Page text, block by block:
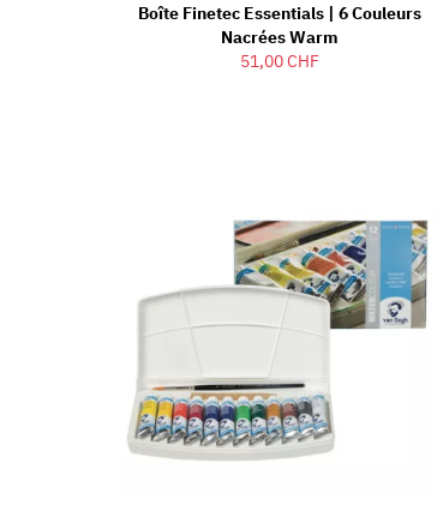
Boîte Finetec Essentials | 6 Couleurs
Nacrées Warm
51,00 CHF